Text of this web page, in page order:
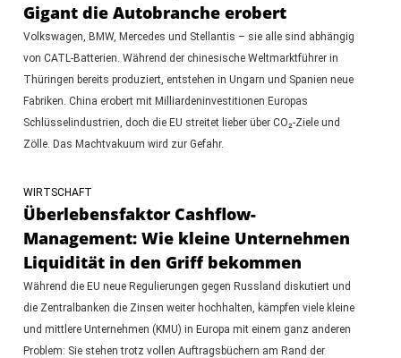
Gigant die Autobranche erobert
Volkswagen, BMW, Mercedes und Stellantis – sie alle sind abhängig
von CATL-Batterien. Während der chinesische Weltmarktführer in
Thüringen bereits produziert, entstehen in Ungarn und Spanien neue
Fabriken. China erobert mit Milliardeninvestitionen Europas
Schlüsselindustrien, doch die EU streitet lieber über CO₂-Ziele und
Zölle. Das Machtvakuum wird zur Gefahr.
WIRTSCHAFT
Überlebensfaktor Cashflow-
Management: Wie kleine Unternehmen
Liquidität in den Griff bekommen
Während die EU neue Regulierungen gegen Russland diskutiert und
die Zentralbanken die Zinsen weiter hochhalten, kämpfen viele kleine
und mittlere Unternehmen (KMU) in Europa mit einem ganz anderen
Problem: Sie stehen trotz vollen Auftragsbüchern am Rand der